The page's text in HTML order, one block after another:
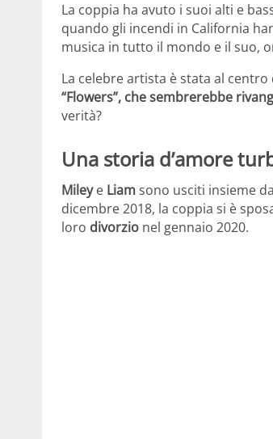
La coppia ha avuto i suoi alti e
quando gli incendi in California
musica in tutto il mondo e il suo,
La celebre artista è stata al
“Flowers”, che sembrerebbe
verità?
Una storia d’amore
Mileye Liamsono usciti insieme
dicembre 2018, la coppia si è
loro divorzio nel gennaio 2020.